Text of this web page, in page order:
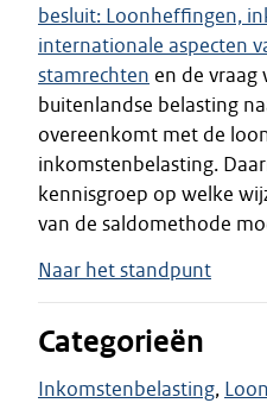
besluit: Loonheffingen,
internationale aspecten
stamrechten en de vraag
buitenlandse belasting
overeenkomt met de
inkomstenbelasting.
kennisgroep op welke
van de saldomethode
Naar het standpunt
Categorieën
Inkomstenbelasting